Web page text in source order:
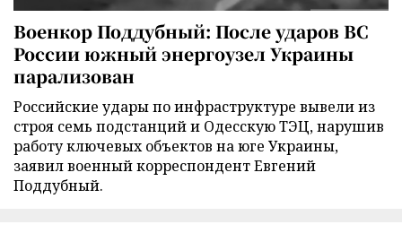
Военкор Поддубный: После ударов ВС
России южный энергоузел Украины
парализован
Российские удары по инфраструктуре вывели из
строя семь подстанций и Одесскую ТЭЦ, нарушив
работу ключевых объектов на юге Украины,
заявил военный корреспондент Евгений
Поддубный.